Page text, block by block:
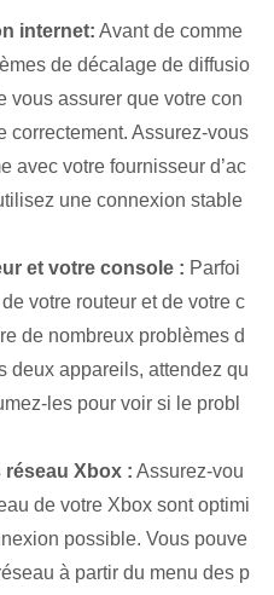
internet: Avant de comme
de décalage de diffusio
vous assurer que votre con
correctement. Assurez-vous
avec votre fournisseur d’ac
une connexion stable
et votre console : Parfoi
votre routeur et de votre c
de nombreux problèmes d
deux appareils, attendez qu
les pour voir si le probl
Xbox : Assurez-vou
de votre Xbox sont optimi
possible. Vous pouve
à partir du menu des p